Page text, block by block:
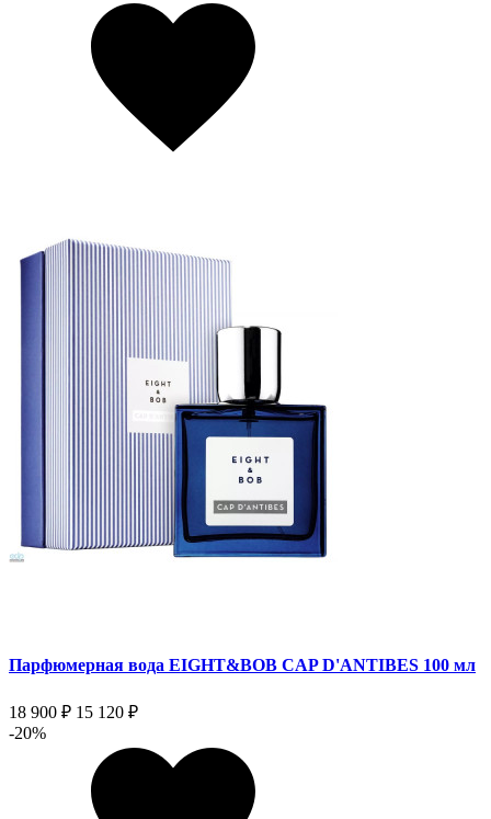
Парфюмерная вода EIGHT&BOB CAP D'ANTIBES 100 мл
18 900 ₽ 15 120 ₽
-20%